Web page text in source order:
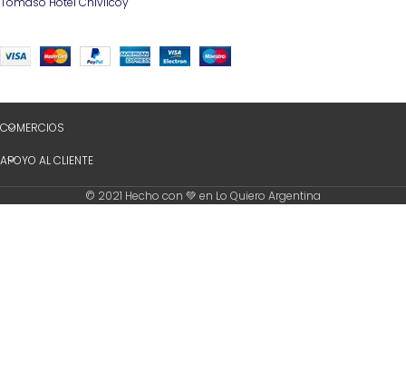
COMERCIOS
APOYO AL CLIENTE
© 2021 Hecho con 💚 en Lo Quiero Argentina